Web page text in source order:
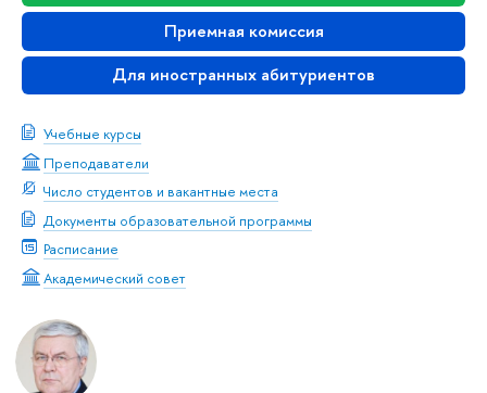
Приемная комиссия
Для иностранных абитуриентов
Учебные курсы
Преподаватели
Число студентов и вакантные места
Документы образовательной программы
Расписание
Академический совет